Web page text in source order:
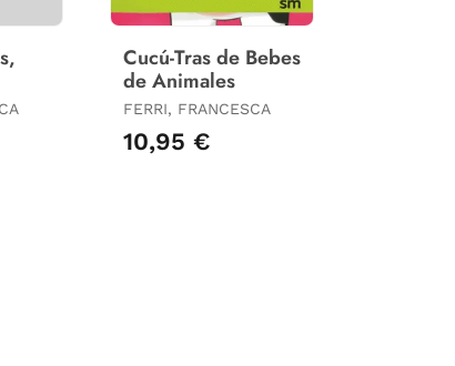
Cucú-Tras de Bebes
de Animales
FERRI, FRANCESCA
10,95 €